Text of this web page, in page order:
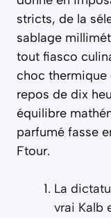
stricts, de la
sablage
tout fiasco
choc thermique
repos de dix
équilibre
parfumé fasse
Ftour.
La
vrai Kalb